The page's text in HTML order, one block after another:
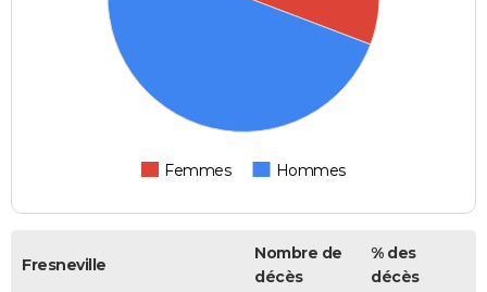
Femmes Hommes
Fresneville
Nombre de
décès
% des
décès